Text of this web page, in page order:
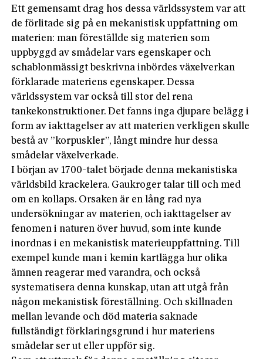
Ett gemensamt drag hos dessa världssystem var att
de förlitade sig på en mekanistisk uppfattning om
materien: man föreställde sig materien som
uppbyggd av smådelar vars egenskaper och
schablonmässigt beskrivna inbördes växelverkan
förklarade materiens egenskaper. Dessa
världssystem var också till stor del rena
tankekonstruktioner. Det fanns inga djupare belägg i
form av iakttagelser av att materien verkligen skulle
bestå av ”korpuskler”, långt mindre hur dessa
smådelar växelverkade.
I början av 1700-talet började denna mekanistiska
världsbild krackelera. Gaukroger talar till och med
om en kollaps. Orsaken är en lång rad nya
undersökningar av materien, och iakttagelser av
fenomen i naturen över huvud, som inte kunde
inordnas i en mekanistisk materieuppfattning. Till
exempel kunde man i kemin kartlägga hur olika
ämnen reagerar med varandra, och också
systematisera denna kunskap, utan att utgå från
någon mekanistisk föreställning. Och skillnaden
mellan levande och död materia saknade
fullständigt förklaringsgrund i hur materiens
smådelar ser ut eller uppför sig.